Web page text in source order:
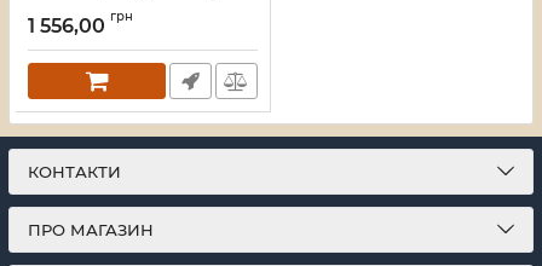
1 556,00 грн
КОНТАКТИ
ПРО МАГАЗИН